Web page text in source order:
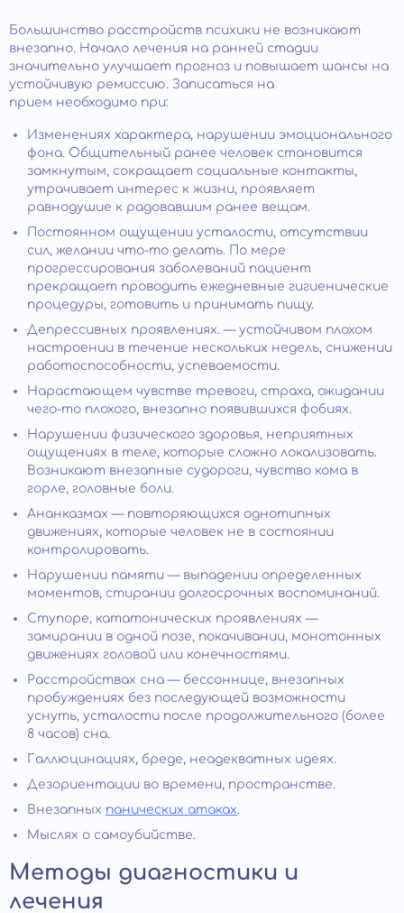
Большинство расстройств психики не возникают
внезапно. Начало лечения на ранней стадии
значительно улучшает прогноз и повышает шансы на
устойчивую ремиссию. Записаться на
прием необходимо при:
Изменениях характера, нарушении эмоционального
фона. Общительный ранее человек становится
замкнутым, сокращает социальные контакты,
утрачивает интерес к жизни, проявляет
равнодушие к радовавшим ранее вещам.
Постоянном ощущении усталости, отсутствии
сил, желании что-то делать. По мере
прогрессирования заболеваний пациент
прекращает проводить ежедневные гигиенические
процедуры, готовить и принимать пищу.
Депрессивных проявлениях. — устойчивом плохом
настроении в течение нескольких недель, снижении
работоспособности, успеваемости.
Нарастающем чувстве тревоги, страха, ожидании
чего-то плохого, внезапно появившихся фобиях.
Нарушении физического здоровья, неприятных
ощущениях в теле, которые сложно локализовать.
Возникают внезапные судороги, чувство кома в
горле, головные боли.
Ананказмах — повторяющихся однотипных
движениях, которые человек не в состоянии
контролировать.
Нарушении памяти — выпадении определенных
моментов, стирании долгосрочных воспоминаний.
Ступоре, кататонических проявлениях —
замирании в одной позе, покачивании, монотонных
движениях головой или конечностями.
Расстройствах сна — бессоннице, внезапных
пробуждениях без последующей возможности
уснуть, усталости после продолжительного (более
8 часов) сна.
Галлюцинациях, бреде, неадекватных идеях.
Дезориентации во времени, пространстве.
Внезапных панических атаках.
Мыслях о самоубийстве.
Методы диагностики и
лечения